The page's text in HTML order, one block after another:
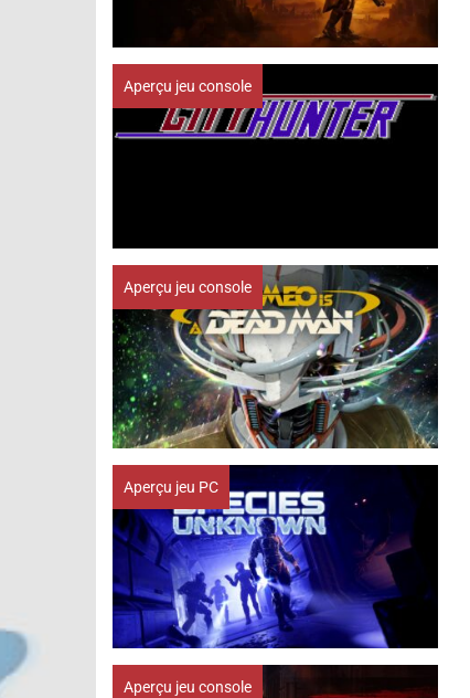
Aperçu jeu console
Aperçu jeu console
Aperçu jeu PC
Aperçu jeu console